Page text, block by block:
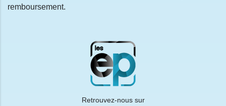
remboursement.
Retrouvez-nous sur